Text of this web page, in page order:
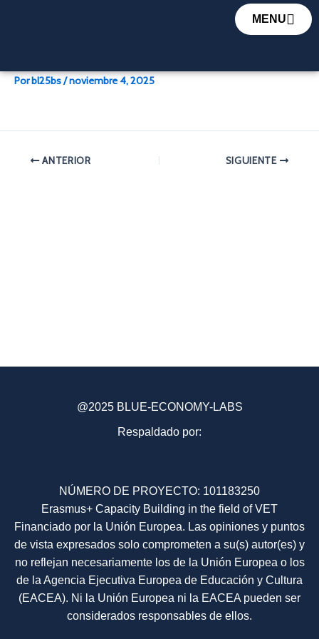
MENU
Porbl25bs/noviembre 4, 2025
ANTERIOR SIGUIENTE
@2025 BLUE-ECONOMY-LABS
Respaldado por:
NÚMERO DE PROYECTO: 101183250
Erasmus+ Capacity Building in the field of VET
Financiado por la Unión Europea. Las opiniones y puntos
de vista expresados solo comprometen a su(s) autor(es) y
no reflejan necesariamente los de la Unión Europea o los
de la Agencia Ejecutiva Europea de Educación y Cultura
(EACEA). Ni la Unión Europea ni la EACEA pueden ser
considerados responsables de ellos.